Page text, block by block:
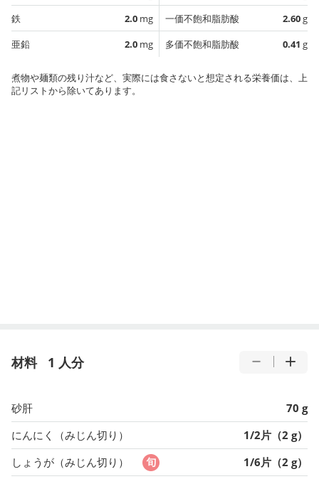
鉄
2.0 mg
亜鉛
2.0 mg
一価不飽和脂肪酸
2.60g
多価不飽和脂肪酸
0.41 g
煮物や麺類の残り汁など、実際には食さないと想定される栄養価は、上
記リストから除いてあります。
材料 1 人分
砂肝
70 g
にんにく（みじん切り）
1/2片（2 g）
しょうが（みじん切り）
1/6片（2 g）